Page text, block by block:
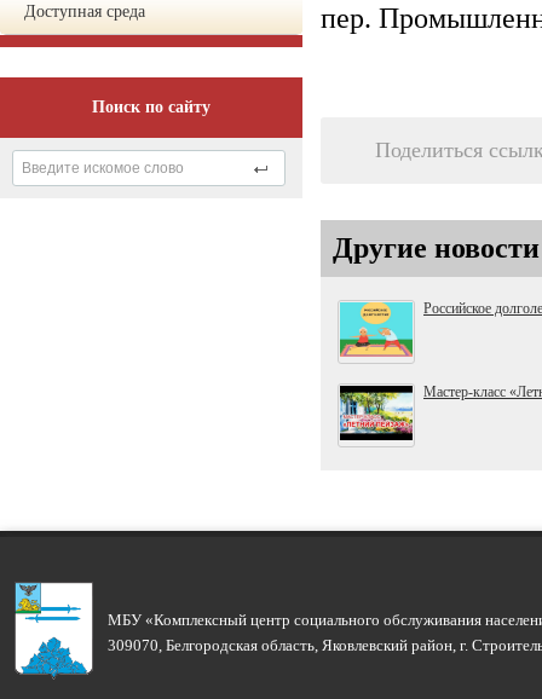
Доступная среда
Поиск по сайту
пер.
Поделиться
Другие
Российское
Мастер-класс
МБУ «Комплексный центр социального обслуживания
309070, Белгородская область, Яковлевский район, г.